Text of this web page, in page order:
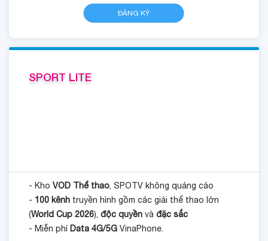
ĐĂNG KÝ
SPORT LITE
- KhoVOD Thể thao, SPOTV không quảng cáo
- 100 kênh truyền hình gồm các giải thể thao lớn
(World Cup 2026),độc quyềnvà đặc sắc
- Miễn phí Data 4G/5G VinaPhone.